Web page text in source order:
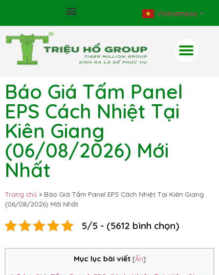
Vietnamese ▼
Báo Giá Tấm Panel
EPS Cách Nhiệt Tại
Kiên Giang
(06/08/2026) Mới
Nhất
Trang chủ » Báo Giá Tấm Panel EPS Cách Nhiệt Tại Kiên Giang
(06/08/2026) Mới Nhất
5/5 - (5612 bình chọn)
Mục lục bài viết [Ẩn]